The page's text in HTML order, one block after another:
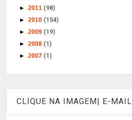
►2011 (98)
►2010 (154)
►2009 (19)
►2008 (1)
►2007 (1)
CLIQUE NA IMAGEM| E-MAIL